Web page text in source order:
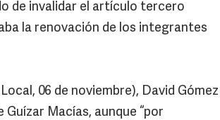
de invalidar el artículo tercero
la renovación de los integrantes
06 de noviembre), David Gómez
Macías, aunque “por